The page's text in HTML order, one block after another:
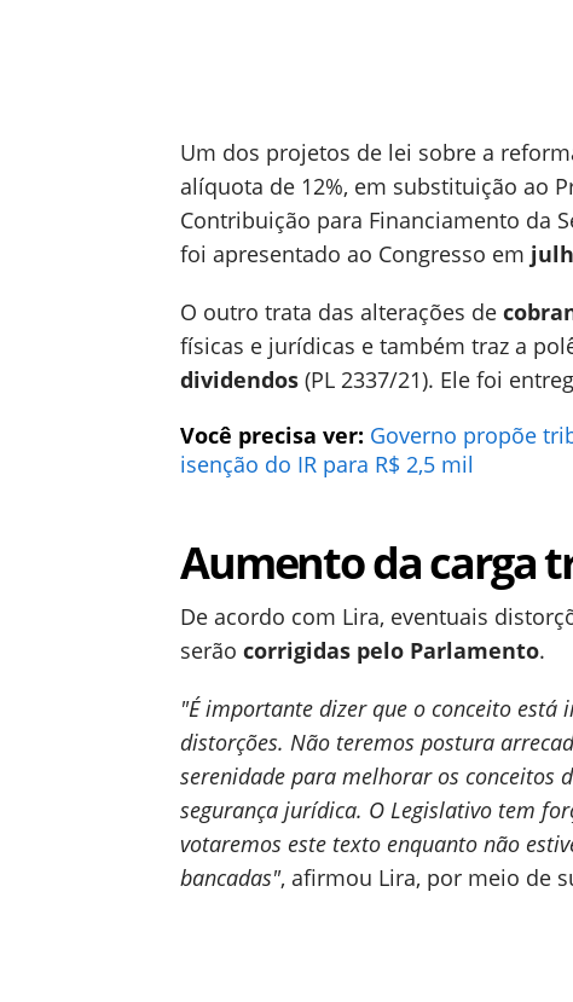
Um dos projetos de lei sobre a
alíquota de 12%, em substituição ao
Contribuição para Financiamento da
foi apresentado ao Congresso em
O outro trata das alterações de
físicas e jurídicas e também traz a
dividendos (PL 2337/21). Ele foi
Você precisa ver: Governo propõe
isenção do IR para R$ 2,5 mil
Aumento da carga
De acordo com Lira, eventuais
serão corrigidas pelo Parlamento.
"É importante dizer que o conceito
distorções. Não teremos postura
serenidade para melhorar os conceitos
segurança jurídica. O Legislativo tem
votaremos este texto enquanto não
bancadas", afirmou Lira, por meio de